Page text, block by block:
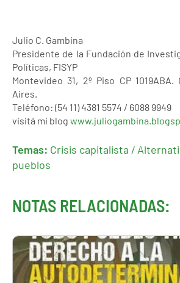
Julio C. Gambina
Presidente de la Fundación de
Políticas, FISYP
Montevideo 31, 2º Piso CP
Aires.
Teléfono: (54 11) 4381 5574 / 6088 9949
visitá mi blog
Temas: Crisis capitalista /
pueblos
NOTAS RELACIONADAS: